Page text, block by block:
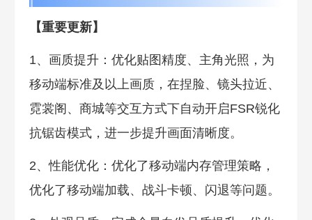
【重要更新】
1、画质提升：优化贴图精度、主角光照，为
移动端标准及以上画质，在捏脸、镜头拉近、
霓裳阁、商城等交互方式下自动开启FSR锐化
抗锯齿模式，进一步提升画面清晰度。
2、性能优化：优化了移动端内存管理策略，
优化了移动端加载、战斗卡顿、闪退等问题。